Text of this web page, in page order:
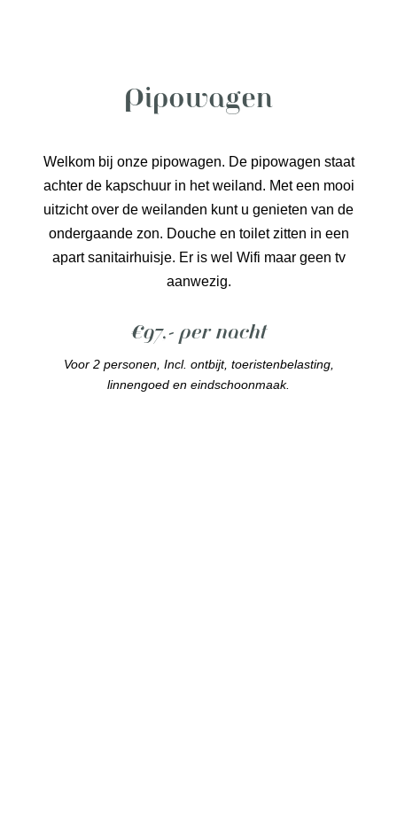
Pipowagen
Welkom bij onze pipowagen. De pipowagen staat
achter de kapschuur in het weiland. Met een mooi
uitzicht over de weilanden kunt u genieten van de
ondergaande zon. Douche en toilet zitten in een
apart sanitairhuisje. Er is wel Wifi maar geen tv
aanwezig.
€97,- per nacht
Voor 2 personen, Incl. ontbijt, toeristenbelasting,
linnengoed en eindschoonmaak.